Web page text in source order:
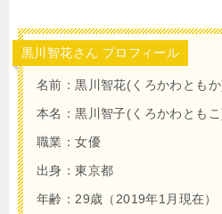
黒川智花さん プロフィール
名前：黒川智花(くろかわとも
本名：黒川智子(くろかわとも
職業：女優
出身：東京都
年齢：29歳（2019年1月現在）